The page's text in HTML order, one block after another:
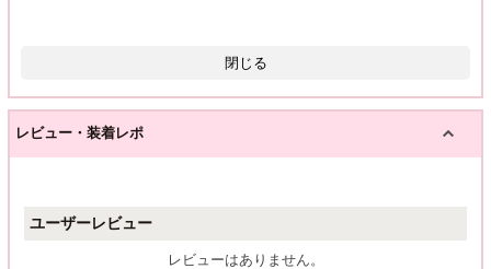
閉じる
レビュー・装着レポ
ユーザーレビュー
レビューはありません。